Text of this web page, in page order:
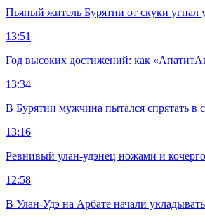
Пьяный житель Бурятии от скуки угнал
13:51
Год высоких достижений: как
13:34
В Бурятии мужчина пытался спрятать в
13:16
Ревнивый улан-удэнец ножами и
12:58
В Улан-Удэ на Арбате начали